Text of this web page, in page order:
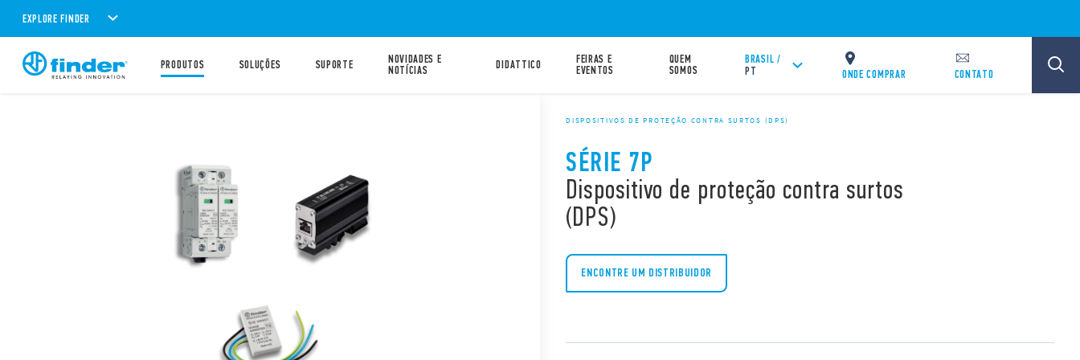
EXPLORE FINDER
PRODUTOS SOLUÇÕES SUPORTE
NOVIDADES E
NOTÍCIAS
DIDATTICO
FEIRAS E
EVENTOS
QUEM
SOMOS
BRASIL /
PT
ONDE COMPRAR CONTATO
DISPOSITIVOS DE PROTEÇÃO CONTRA SURTOS (DPS)
SÉRIE 7P
Dispositivo de proteção contra surtos
(DPS)
ENCONTRE UM DISTRIBUIDOR